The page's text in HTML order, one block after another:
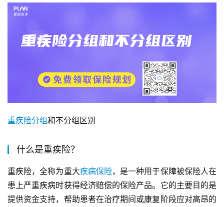
重疾险分组和不分组区别
什么是重疾险？
重疾险，全称为重大疾病保险，是一种用于保障被保险人在
患上严重疾病时获得经济赔偿的保险产品。它的主要目的是
提供资金支持，帮助患者在治疗期间或康复阶段应对高昂的